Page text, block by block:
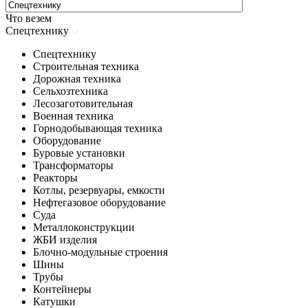
Что везем
Спецтехнику
Спецтехнику
Строительная техника
Дорожная техника
Сельхозтехника
Лесозаготовительная
Военная техника
Горнодобывающая техника
Оборудование
Буровые установки
Трансформаторы
Реакторы
Котлы, резервуары, емкости
Нефтегазовое оборудование
Cуда
Металлоконструкции
ЖБИ изделия
Блочно-модульные строения
Шины
Трубы
Контейнеры
Катушки